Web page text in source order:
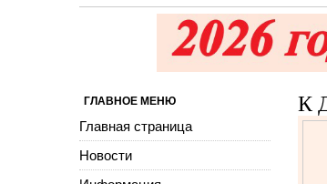
К
ГЛАВНОЕ МЕНЮ
Главная страница
Новости